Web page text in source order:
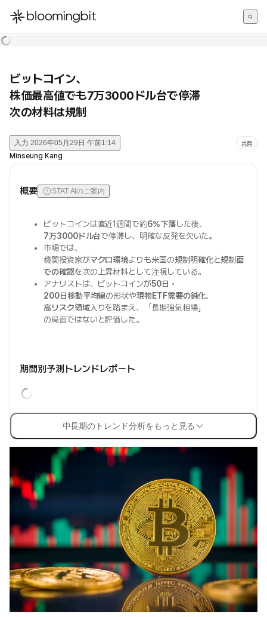
한국어
ビットコイン、
株価最高値でも7万3000ドル台で停滞
次の材料は規制
入力 2026年05月29日 午前1:14 出典
Minseung Kang
概要 STAT AIのご案内
ビットコインは直近1週間で約6%下落した後、
7万3000ドル台で停滞し、明確な反発を欠いた。
市場では、
機関投資家がマクロ環境よりも米国の規制明確化と規制面
での確認を次の上昇材料として注視している。
アナリストは、ビットコインが50日・
200日移動平均線の形状や現物ETF需要の鈍化、
高リスク領域入りを踏まえ、「長期強気相場」
の局面ではないと評価した。
期間別予測トレンドレポート
中長期のトレンド分析をもっと見る